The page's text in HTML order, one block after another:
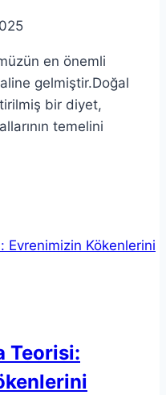
en önemli
gelmiştir.Doğal
bir diyet,
temelini
Teorisi: